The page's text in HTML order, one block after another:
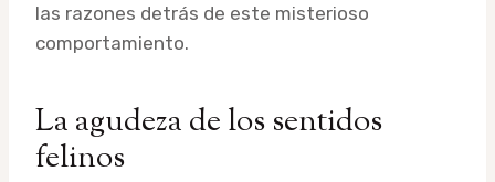
las razones detrás de este misterioso
comportamiento.
La agudeza de los sentidos
felinos